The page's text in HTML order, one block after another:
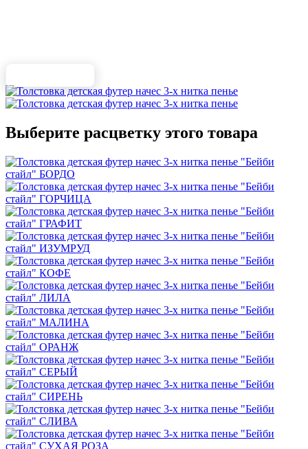
Выберите расцветку этого товара